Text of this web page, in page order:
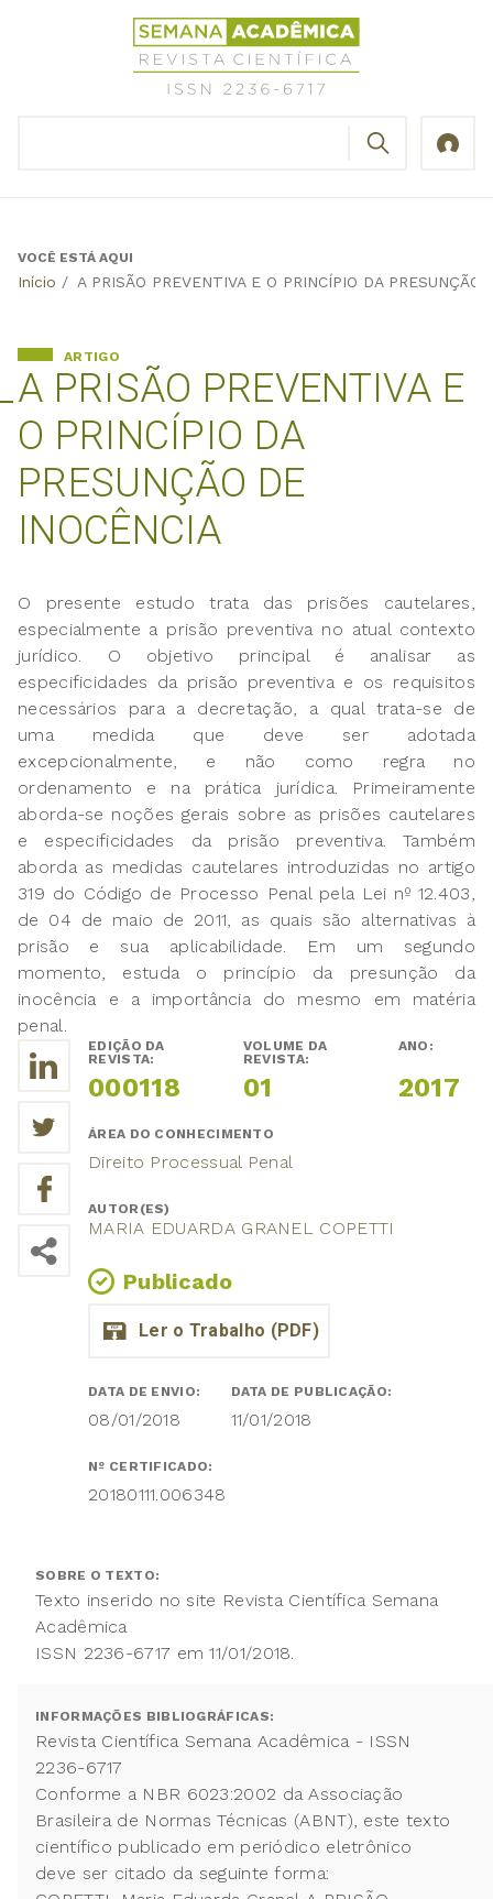
Revista
Científica
Semana
Back
VOCÊ ESTÁ AQUI
Início / A PRISÃO PREVENTIVA E O PRINCÍPIO DA PRESUNÇÃO
A PRISÃO PREVENTIVA E
O PRINCÍPIO DA
PRESUNÇÃO DE
INOCÊNCIA
ARTIGO
O presente estudo trata das prisões cautelares,
especialmente a prisão preventiva no atual contexto
jurídico. O objetivo principal é analisar as
especificidades da prisão preventiva e os requisitos
necessários para a decretação, a qual trata-se de
uma medida que deve ser adotada
excepcionalmente, e não como regra no
ordenamento e na prática jurídica. Primeiramente
aborda-se noções gerais sobre as prisões cautelares
e especificidades da prisão preventiva. Também
aborda as medidas cautelares introduzidas no artigo
319 do Código de Processo Penal pela Lei nº 12.403,
de 04 de maio de 2011, as quais são alternativas à
prisão e sua aplicabilidade. Em um segundo
momento, estuda o princípio da presunção da
inocência e a importância do mesmo em matéria
penal.
EDIÇÃO DA
REVISTA:
000118
VOLUME DA
REVISTA:
01
ANO:
2017
ÁREA DO CONHECIMENTO
Direito Processual Penal
AUTOR(ES)
MARIA EDUARDA GRANEL COPETTI
Publicado
DATA DE ENVIO:
08/01/2018
DATA DE PUBLICAÇÃO:
11/01/2018
Nº CERTIFICADO:
20180111.006348
SOBRE O TEXTO:
Texto inserido no site Revista Científica Semana
Acadêmica
ISSN 2236-6717 em 11/01/2018.
INFORMAÇÕES BIBLIOGRÁFICAS:
Revista Científica Semana Acadêmica - ISSN
2236-6717
Conforme a NBR 6023:2002 da Associação
Brasileira de Normas Técnicas (ABNT), este texto
científico publicado em periódico eletrônico
deve ser citado da seguinte forma: